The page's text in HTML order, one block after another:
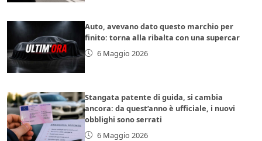
Auto, avevano dato questo marchio per
finito: torna alla ribalta con una supercar
6 Maggio 2026
Stangata patente di guida, si cambia
ancora: da quest’anno è ufficiale, i nuovi
obblighi sono serrati
6 Maggio 2026